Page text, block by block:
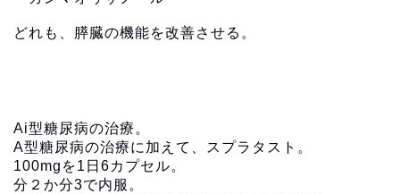
どれも、膵臓の機能を改善させる。
Ai型糖尿病の治療。
A型糖尿病の治療に加えて、スプラタスト。
100mgを1日6カプセル。
分２か分3で内服。